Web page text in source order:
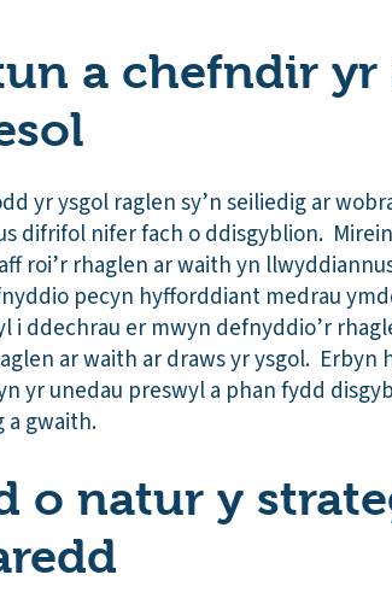
a chefndir
yr ysgol raglen sy’n seiliedig ar
difrifol nifer fach o ddisgyblion.
roi’r rhaglen ar waith yn
pecyn hyfforddiant medrau
i ddechrau er mwyn defnyddio’r
ar waith ar draws yr ysgol. Erbyn
yr unedau preswyl a phan fydd
a gwaith.
o natur y